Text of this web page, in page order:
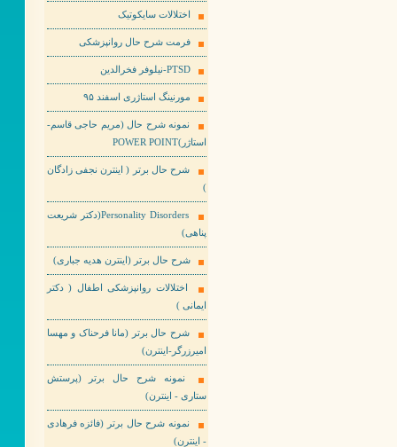
اختلالات سایکوتیک
فرمت شرح حال روانپزشکی
PTSD-نیلوفر فخرالدین
مورنینگ استاژری اسفند ۹۵
نمونه شرح حال (مریم حاجی قاسم-
استاژر)POWER POINT
شرح حال برتر ( اینترن نجفی زادگان
)
Personality Disorders(دکتر شریعت
پناهی)
شرح حال برتر (اینترن هدیه جباری)
اختلالات روانپزشکی اطفال ( دکتر
ایمانی )
شرح حال برتر (مانا فرحناک و مهسا
امیرزرگر-اینترن)
نمونه شرح حال برتر (پرستش
ستاری - اینترن)
نمونه شرح حال برتر (فائزه فرهادی
- اینترن)